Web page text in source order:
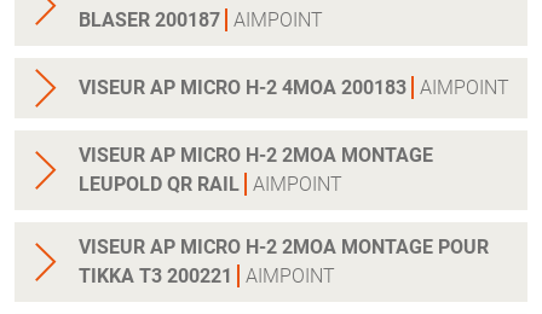
BLASER 200187 AIMPOINT
VISEUR AP MICRO H-2 4MOA 200183 AIMPOINT
VISEUR AP MICRO H-2 2MOA MONTAGE
LEUPOLD QR RAIL AIMPOINT
VISEUR AP MICRO H-2 2MOA MONTAGE POUR
TIKKA T3 200221
AIMPOINT